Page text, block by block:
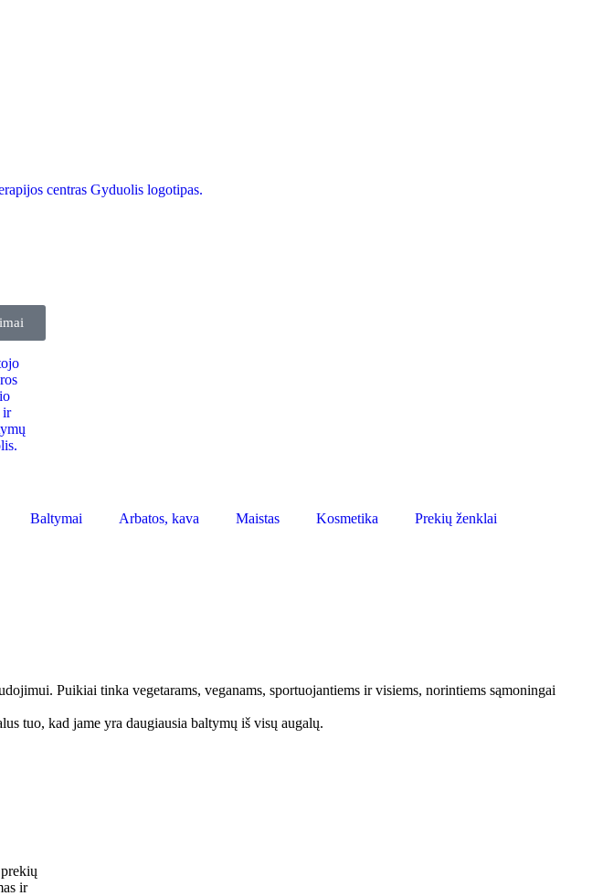
Baltymai Arbatos, kava Maistas Kosmetika Prekių ženklai
Puikiai tinka vegetarams, veganams, sportuojantiems ir visiems, norintiems sąmoningai
tuo, kad jame yra daugiausia baltymų iš visų augalų.